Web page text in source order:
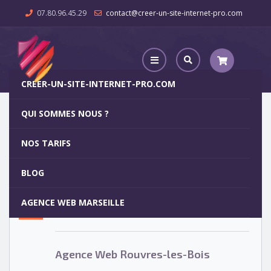
07.80.96.45.29 contact@creer-un-site-internet-pro.com
CREER-UN-SITE-INTERNET-PRO.COM
QUI SOMMES NOUS ?
NOS TARIFS
BLOG
AGENCE WEB MARSEILLE
Agence Web Rouvres-les-Bois
5
Votre site internet pour 29€
Agence Web Rouvres-les-Bois